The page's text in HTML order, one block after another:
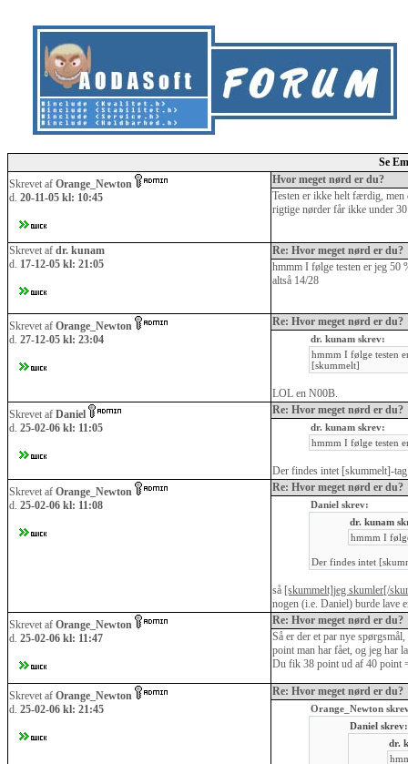
Se
Skrevet af Orange_Newton
d. 20-11-05 kl: 10:45
Hvor meget nørd er du?
Testen er ikke helt færdig,
rigtige nørder får ikke under
Skrevet af dr. kunam
d. 17-12-05 kl: 21:05
Re: Hvor meget nørd er du?
hmmm I følge testen er jeg 50
altså 14/28
Skrevet af Orange_Newton
d. 27-12-05 kl: 23:04
Re: Hvor meget nørd er du?
dr. kunam skrev:
hmmm I følge testen
[skummelt]
LOL en N00B.
Skrevet af Daniel
d. 25-02-06 kl: 11:05
Re: Hvor meget nørd er du?
dr. kunam skrev:
hmmm I følge testen
Der findes intet [skummelt]-
Skrevet af Orange_Newton
d. 25-02-06 kl: 11:08
Re: Hvor meget nørd er du?
Daniel skrev:
dr. kunam
hmmm I
Der findes intet
så [skummelt]jeg skumler[/
nogen (i.e. Daniel) burde lave
Skrevet af Orange_Newton
d. 25-02-06 kl: 11:47
Re: Hvor meget nørd er du?
Så er der et par nye
point man har fået, og jeg har
Du fik 38 point ud af 40 point
Skrevet af Orange_Newton
d. 25-02-06 kl: 21:45
Re: Hvor meget nørd er du?
Orange_Newton
Daniel skrev:
dr.